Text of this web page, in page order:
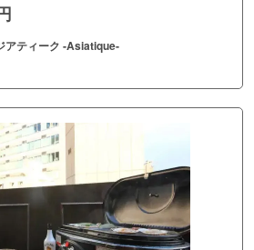
アティーク ‐Asiatique‐